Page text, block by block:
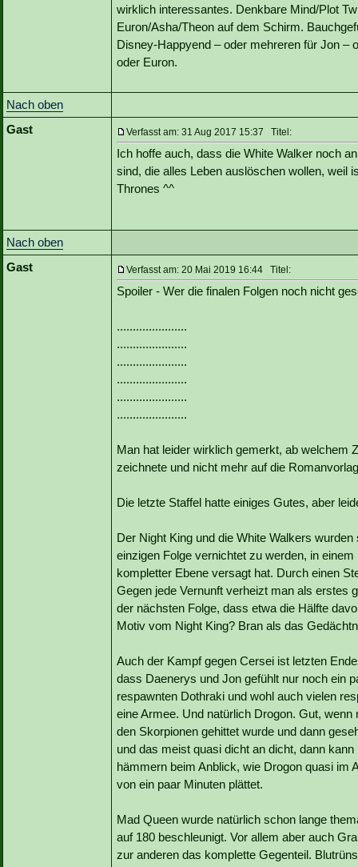
wirklich interessantes. Denkbare Mind/Plot
Euron/Asha/Theon auf dem Schirm.
Disney-Happyend – oder mehreren für Jon –
oder Euron.
Nach oben
Gast
Verfasst am: 31 Aug 2017 15:37 Titel:
Ich hoffe auch, dass die White Walker noch
sind, die alles Leben auslöschen wollen, weil
Thrones ^^
Nach oben
Gast
Verfasst am: 20 Mai 2019 16:44 Titel:
Spoiler - Wer die finalen Folgen noch nicht
......................
......................
......................
......................
......................
......................
Man hat leider wirklich gemerkt, ab welchem
zeichnete und nicht mehr auf die
Die letzte Staffel hatte einiges Gutes, aber
Der Night King und die White Walkers
einzigen Folge vernichtet zu werden, in
kompletter Ebene versagt hat. Durch einen
Gegen jede Vernunft verheizt man als erstes
der nächsten Folge, dass etwa die Hälfte
Motiv vom Night King? Bran als das
Auch der Kampf gegen Cersei ist letzten
dass Daenerys und Jon gefühlt nur noch ein
respawnten Dothraki und wohl auch vielen
eine Armee. Und natürlich Drogon. Gut,
den Skorpionen gehittet wurde und dann
und das meist quasi dicht an dicht, dann
hämmern beim Anblick, wie Drogon quasi im
von ein paar Minuten plättet.
Mad Queen wurde natürlich schon lange
auf 180 beschleunigt. Vor allem aber auch
zur anderen das komplette Gegenteil.